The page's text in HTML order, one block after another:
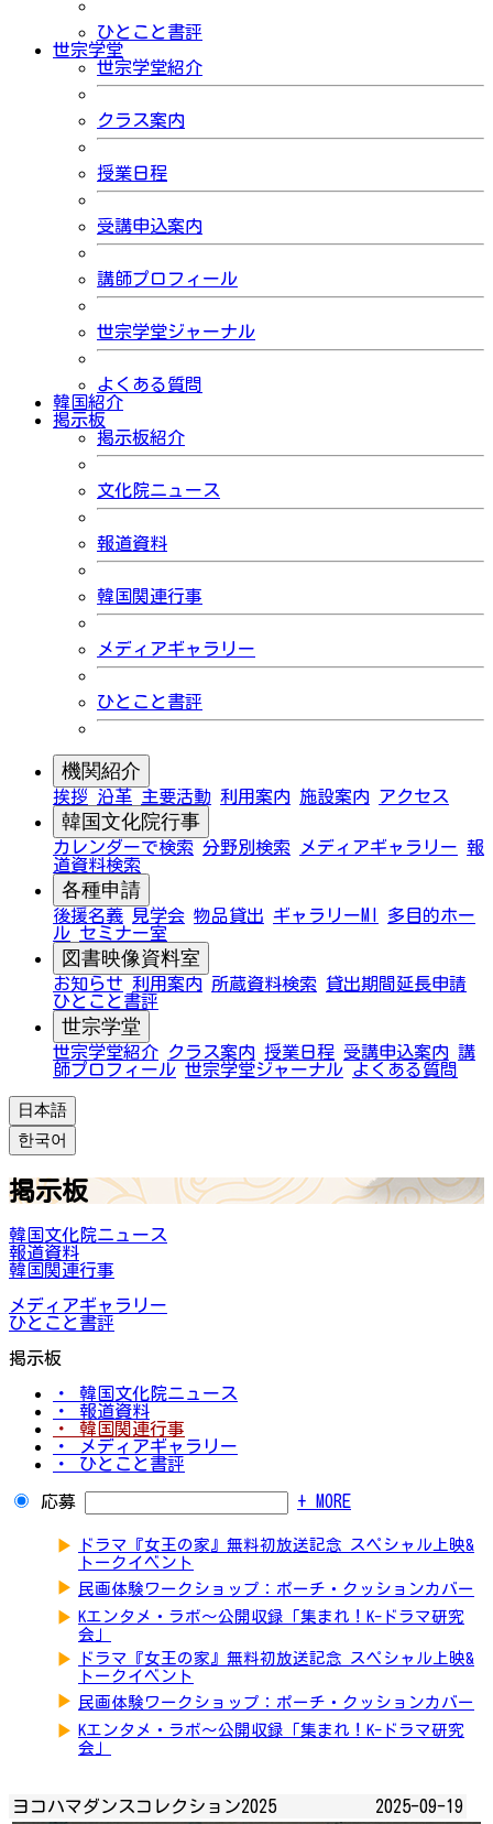
ひとこと書評
世宗学堂
世宗学堂紹介
クラス案内
授業日程
受講申込案内
講師プロフィール
世宗学堂ジャーナル
よくある質問
韓国紹介
掲示板
掲示板紹介
文化院ニュース
報道資料
韓国関連行事
メディアギャラリー
ひとこと書評
機関紹介
挨拶 沿革 主要活動 利用案内 施設案内 アクセス
韓国文化院行事
カレンダーで検索 分野別検索 メディアギャラリー 報
道資料検索
各種申請
後援名義 見学会 物品貸出 ギャラリーMI
多目的ホー
ル セミナー室
図書映像資料室
お知らせ 利用案内 所蔵資料検索
貸出期間延長申請
ひとこと書評
世宗学堂
世宗学堂紹介 クラス案内 授業日程 受講申込案内 講
師プロフィール 世宗学堂ジャーナル よくある質問
日本語
한국어
掲示板
韓国文化院ニュース
報道資料
韓国関連行事
メディアギャラリー
ひとこと書評
掲示板
・ 韓国文化院ニュース
・ 報道資料
・ 韓国関連行事
・ メディアギャラリー
・ ひとこと書評
応募 + MORE
▶
ドラマ『女王の家』無料初放送記念 スペシャル上映&
トークイベント
▶ 民画体験ワークショップ：ポーチ・クッションカバー
▶ Kエンタメ・ラボ～公開収録「集まれ！K-ドラマ研究
会」
▶
ドラマ『女王の家』無料初放送記念 スペシャル上映&
トークイベント
▶ 民画体験ワークショップ：ポーチ・クッションカバー
▶ Kエンタメ・ラボ～公開収録「集まれ！K-ドラマ研究
会」
ヨコハマダンスコレクション2025 2025-09-19